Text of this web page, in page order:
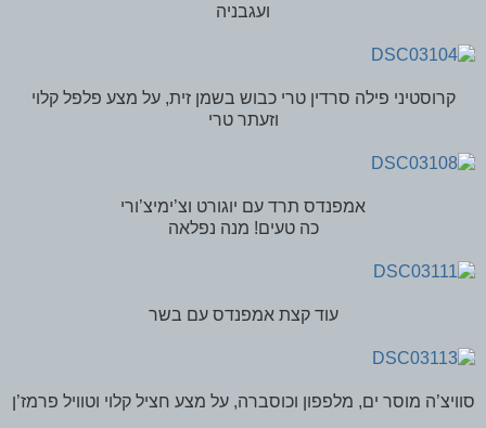
ועגבניה
קרוסטיני פילה סרדין טרי כבוש בשמן זית, על מצע פלפל קלוי
וזעתר טרי
אמפנדס תרד עם יוגורט וצ’ימיצ’ורי
כה טעים! מנה נפלאה
עוד קצת אמפנדס עם בשר
סוויצ’ה מוסר ים, מלפפון וכוסברה, על מצע חציל קלוי וטוויל פרמז’ן